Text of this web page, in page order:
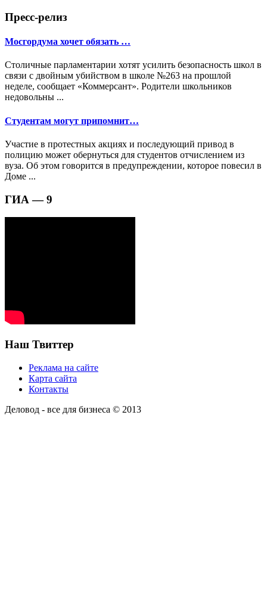
Пресс-релиз
Мосгордума хочет обязать …
Столичные парламентарии хотят усилить безопасность школ в
связи с двойным убийством в школе №263 на прошлой
неделе, сообщает «Коммерсант». Родители школьников
недовольны ...
Студентам могут припомнит…
Участие в протестных акциях и последующий привод в
полицию может обернуться для студентов отчислением из
вуза. Об этом говорится в предупреждении, которое повесил в
Доме ...
ГИА — 9
Наш Твиттер
Реклама на сайте
Карта сайта
Контакты
Деловод - все для бизнеса © 2013